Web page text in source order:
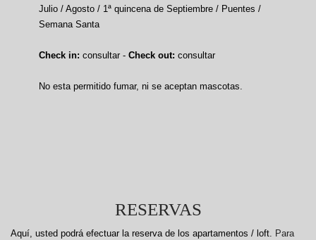
Julio / Agosto / 1ª quincena de Septiembre / Puentes /
Semana Santa
Check in: consultar - Check out: consultar
No esta permitido fumar, ni se aceptan mascotas.
RESERVAS
Aquí, usted podrá efectuar la reserva de los apartamentos / loft. Para